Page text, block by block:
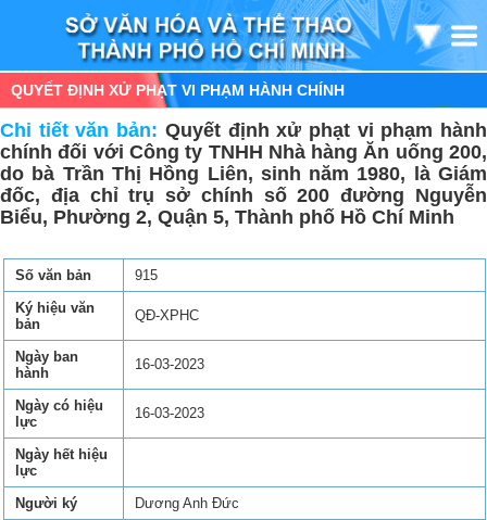
QUYẾT ĐỊNH XỬ PHẠT VI PHẠM HÀNH CHÍNH
Chi tiết văn bản: Quyết định xử phạt vi phạm hành
chính đối với Công ty TNHH Nhà hàng Ăn uống 200,
do bà Trần Thị Hồng Liên, sinh năm 1980, là Giám
đốc, địa chỉ trụ sở chính số 200 đường Nguyễn
Biểu, Phường 2, Quận 5, Thành phố Hồ Chí Minh
Số văn bản
915
Ký hiệu văn
bản
QĐ-XPHC
Ngày ban
hành
16-03-2023
Ngày có hiệu
lực
16-03-2023
Ngày hết hiệu
lực
Người ký
Dương Anh Đức